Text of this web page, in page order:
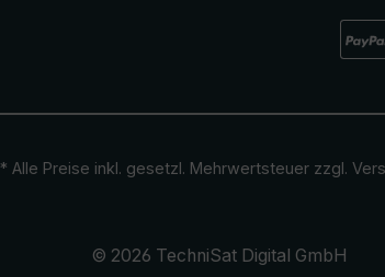
* Alle Preise inkl. gesetzl. Mehrwertsteuer zzgl.
© 2026 TechniSat Digital GmbH